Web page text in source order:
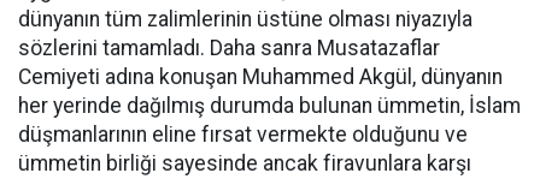
dünyanın tüm zalimlerinin üstüne olması niyazıyla
sözlerini tamamladı. Daha sanra Musatazaflar
Cemiyeti adına konuşan Muhammed Akgül, dünyanın
her yerinde dağılmış durumda bulunan ümmetin, İslam
düşmanlarının eline fırsat vermekte olduğunu ve
ümmetin birliği sayesinde ancak firavunlara karşı